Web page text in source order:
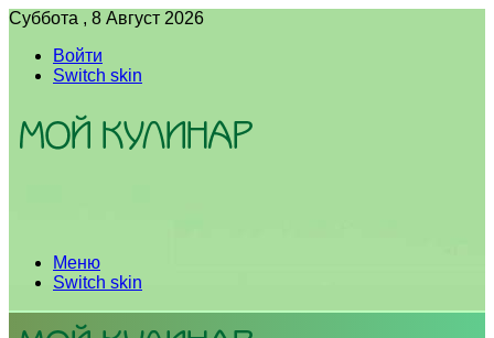
Суббота , 8 Август 2026
Войти
Switch skin
Меню
Switch skin